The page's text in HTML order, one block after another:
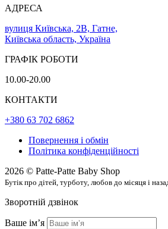
АДРЕСА
вулиця Київська, 2В, Гатне,
Київська область, Україна
ГРАФІК РОБОТИ
10.00-20.00
КОНТАКТИ
+380 63 702 6862
Повернення і обмін
Політика конфіденційності
2026 © Patte-Patte Baby Shop
Бутік про дітей, турботу, любов до місяця і
Зворотній дзвінок
Ваше імʼя